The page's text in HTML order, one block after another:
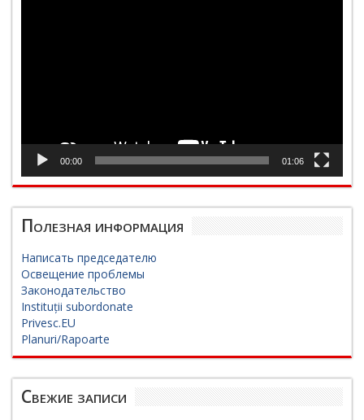
00:00 01:06
Полезная информация
Написать председателю
Освещение проблемы
Законодательство
Instituții subordonate
Privesc.EU
Planuri/Rapoarte
Свежие записи